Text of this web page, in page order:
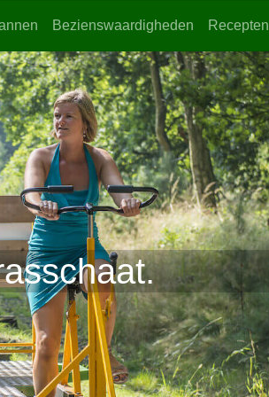
Bezienswaardigheden Recepten